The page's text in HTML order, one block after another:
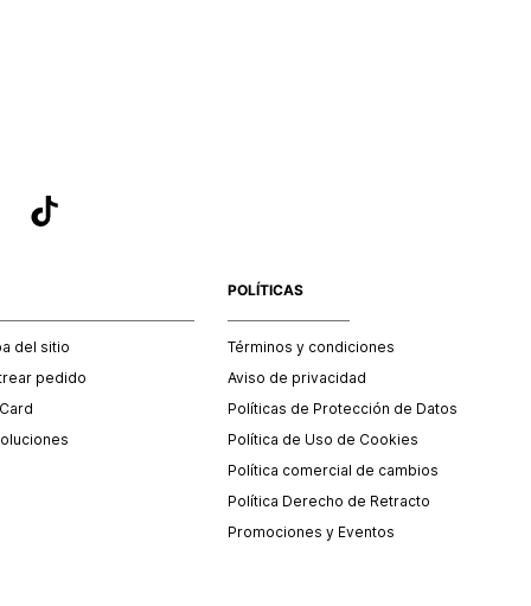
del sitio
pedido
POLÍTICAS
Términos y condiciones
Aviso de privacidad
Políticas de Protección de Datos
Política de Uso de Cookies
Política comercial de cambios
Política Derecho de Retracto
Promociones y Eventos